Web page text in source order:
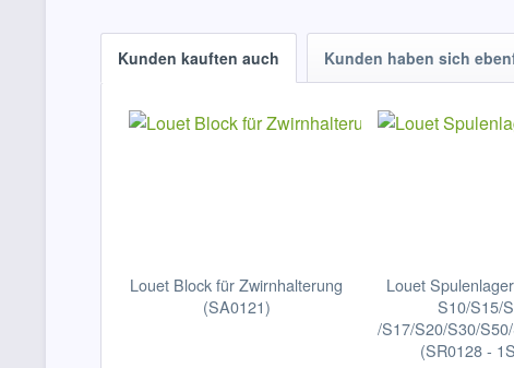
Kunden kauften auch Kunden haben sich
Louet Block für Zwirnhalterung
(SA0121)
Louet
S10/S15/
/S17/S20/S30/S50/
(SR0128 -